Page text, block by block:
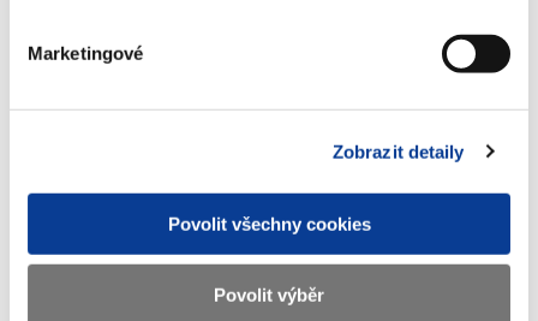
Marketingové
Zobrazit detaily
Povolit všechny cookies
Povolit výběr
Telefon +420 257 041 111
schránky
xzeaauv